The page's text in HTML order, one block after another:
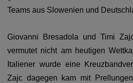
Teams aus Slowenien und
Giovanni Bresadola und Timi
vermutet nicht am heutigen
Italiener wurde eine
Zajc dagegen kam mit